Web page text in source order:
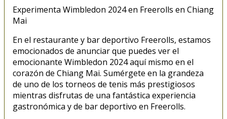
Experimenta Wimbledon 2024 en Freerolls en Chiang
Mai
En el restaurante y bar deportivo Freerolls, estamos
emocionados de anunciar que puedes ver el
emocionante Wimbledon 2024 aquí mismo en el
corazón de Chiang Mai. Sumérgete en la grandeza
de uno de los torneos de tenis más prestigiosos
mientras disfrutas de una fantástica experiencia
gastronómica y de bar deportivo en Freerolls.